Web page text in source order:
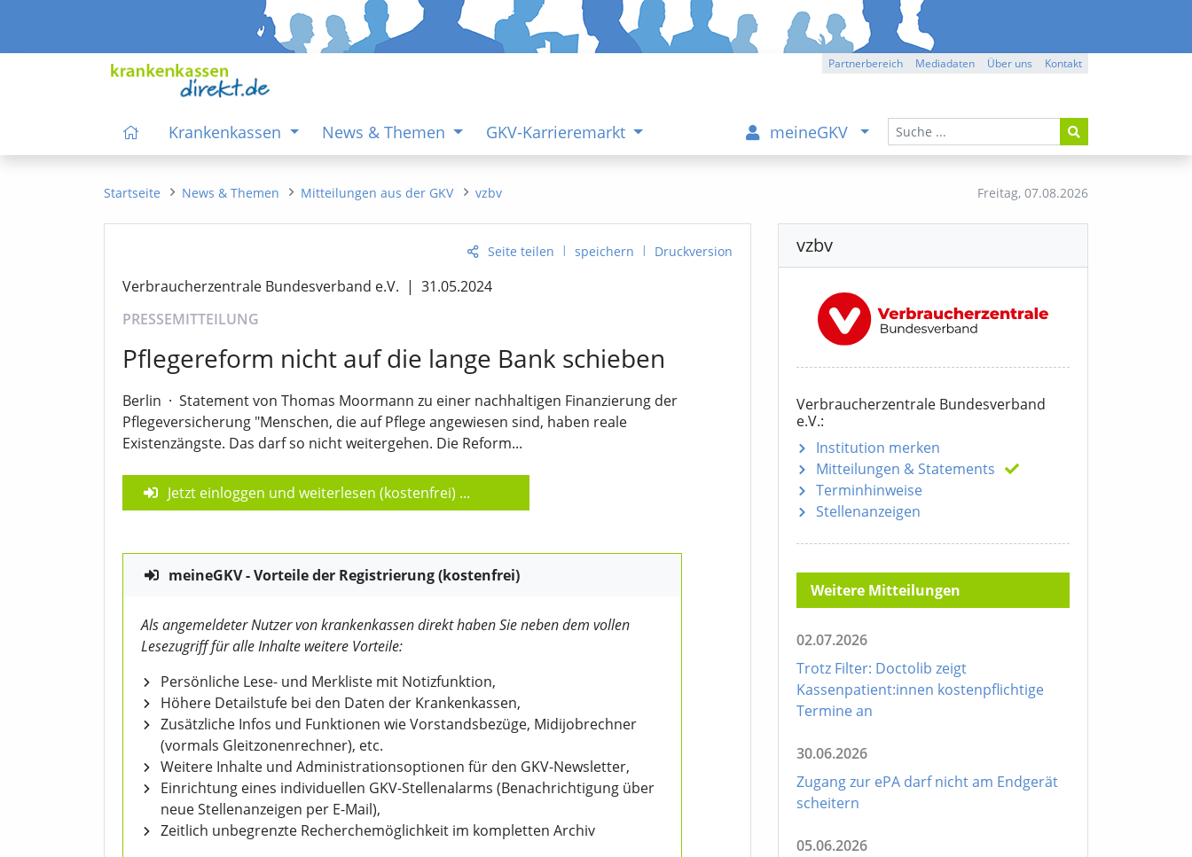
Partnerbereich Mediadaten Über uns Kontakt
Krankenkassen News & Themen GKV-Karrieremarkt meineGKV
Freitag, 07.08.2026
Startseite News & Themen Mitteilungen aus der GKV vzbv
Seite teilen | speichern | Druckversion
Verbraucherzentrale Bundesverband e.V. | 31.05.2024
PRESSEMITTEILUNG
Pflegereform nicht auf die lange Bank schieben
Berlin · Statement von Thomas Moormann zu einer nachhaltigen Finanzierung der
Pflegeversicherung "Menschen, die auf Pflege angewiesen sind, haben reale
Existenzängste. Das darf so nicht weitergehen. Die Reform...
Jetzt einloggen und weiterlesen (kostenfrei) ...
meineGKV - Vorteile der Registrierung (kostenfrei)
Als angemeldeter Nutzer von krankenkassen direkt haben Sie neben dem vollen
Lesezugriff für alle Inhalte weitere Vorteile:
Persönliche Lese- und Merkliste mit Notizfunktion,
Höhere Detailstufe bei den Daten der Krankenkassen,
Zusätzliche Infos und Funktionen wie Vorstandsbezüge, Midijobrechner
(vormals Gleitzonenrechner), etc.
Weitere Inhalte und Administrationsoptionen für den GKV-Newsletter,
Einrichtung eines individuellen GKV-Stellenalarms (Benachrichtigung über
neue Stellenanzeigen per E-Mail),
Zeitlich unbegrenzte Recherchemöglichkeit im kompletten Archiv
vzbv
Verbraucherzentrale Bundesverband
e.V.:
Institution merken
Mitteilungen & Statements
Terminhinweise
Stellenanzeigen
Weitere Mitteilungen
02.07.2026
Trotz Filter: Doctolib zeigt
Kassenpatient:innen kostenpflichtige
Termine an
30.06.2026
Zugang zur ePA darf nicht am Endgerät
scheitern
05.06.2026